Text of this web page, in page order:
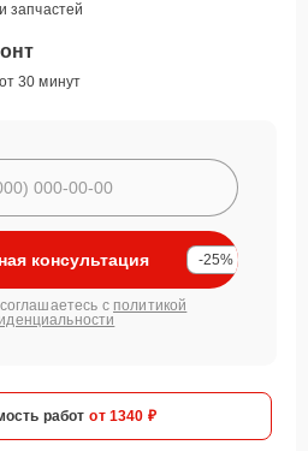
запчастей
30 минут
консультация -25%
с политикой
работ от 1340 ₽